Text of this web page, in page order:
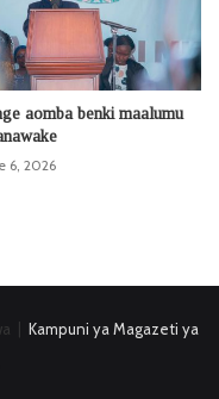
aomba benki maalumu
6, 2026
| Kampuni ya Magazeti ya